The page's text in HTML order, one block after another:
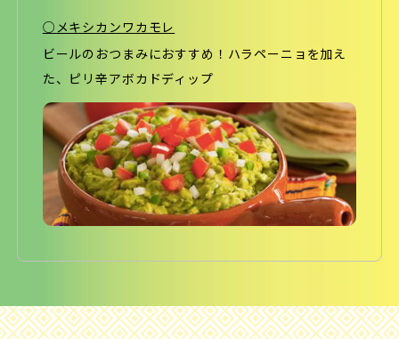
○メキシカンワカモレ
ビールのおつまみにおすすめ！ハラペーニョを加え
た、ピリ辛アボカドディップ